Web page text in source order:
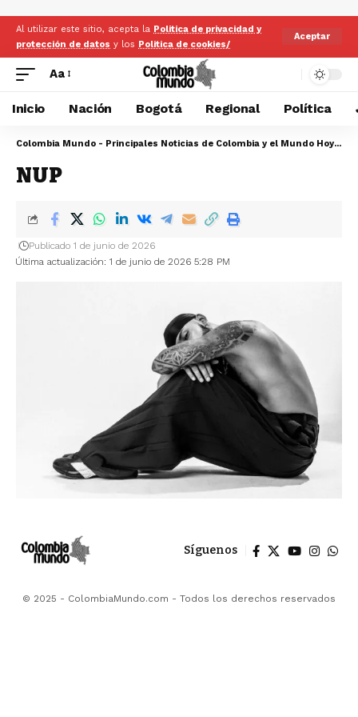
Al utilizar este sitio, acepta la Politica de privacidad y
protección de datos y los Politica de cookies/
Aceptar
Aa
Inicio Nación Bogotá Regional Política
Colombia Mundo - Principales Noticias de Colombia y el Mundo Hoy
>
NUP
Última actualización: 1 de junio de 2026 5:28 PM
Publicado 1 de junio de 2026
Síguenos
© 2025 - ColombiaMundo.com - Todos los derechos reservados